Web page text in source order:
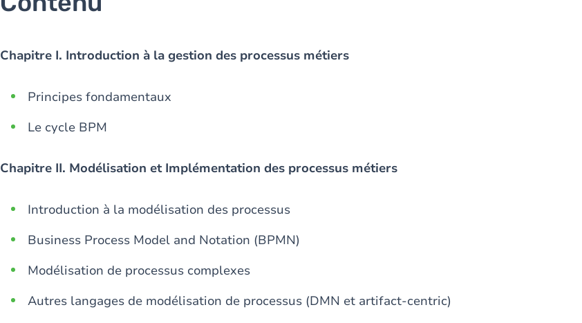
Chapitre I. Introduction à la gestion des processus métiers
Principes fondamentaux
Le cycle BPM
Chapitre II. Modélisation et Implémentation des processus métiers
Introduction à la modélisation des processus
Business Process Model and Notation (BPMN)
Modélisation de processus complexes
Autres langages de modélisation de processus (DMN et artifact-centric)